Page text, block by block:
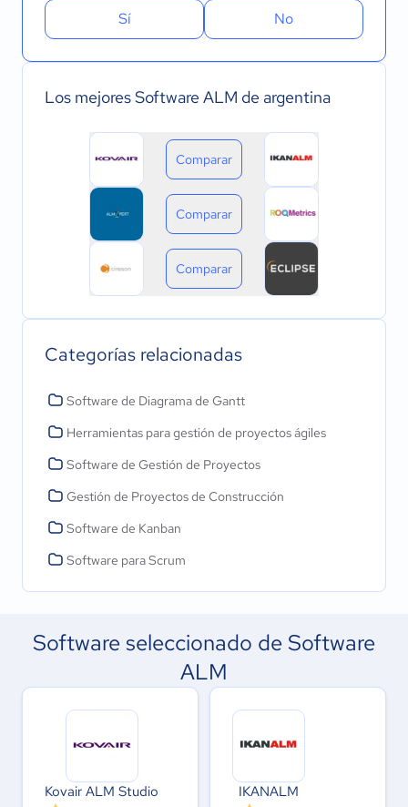
Sí No
Los mejores Software ALM de argentina
Comparar
Comparar
Comparar
Categorías relacionadas
Software de Diagrama de Gantt
Herramientas para gestión de proyectos ágiles
Software de Gestión de Proyectos
Gestión de Proyectos de Construcción
Software de Kanban
Software para Scrum
Software seleccionado de Software
ALM
Kovair ALM Studio IKANALM